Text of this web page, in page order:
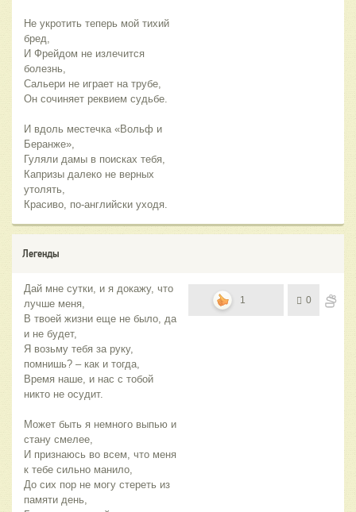
Не укротить теперь мой тихий
бред,
И Фрейдом не излечится
болезнь,
Сальери не играет на трубе,
Он сочиняет реквием судьбе.
И вдоль местечка «Вольф и
Беранже»,
Гуляли дамы в поисках тебя,
Капризы далеко не верных
утолять,
Красиво, по-английски уходя.
Легенды
Дай мне сутки, и я докажу, что
лучше меня,
В твоей жизни еще не было, да
и не будет,
Я возьму тебя за руку,
помнишь? – как и тогда,
Время наше, и нас с тобой
никто не осудит.
Может быть я немного выпью и
стану смелее,
И признаюсь во всем, что меня
к тебе сильно манило,
До сих пор не могу стереть из
памяти день,
1 0